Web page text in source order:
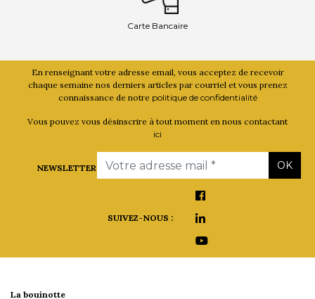
Carte Bancaire
En renseignant votre adresse email, vous acceptez de recevoir
chaque semaine nos derniers articles par courriel et vous prenez
connaissance de notre politique de confidentialité
Vous pouvez vous désinscrire à tout moment en nous contactant
ici
NEWSLETTER
Email OK
SUIVEZ-NOUS :
La bouinotte